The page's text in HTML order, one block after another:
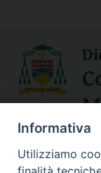
SEGUICI SU
Informativa
Utilizziamo